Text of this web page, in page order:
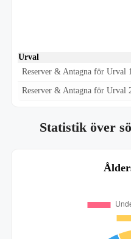
Urval
Reserver & Antagna för Urval 1
Reserver & Antagna för Urval
Statistik över